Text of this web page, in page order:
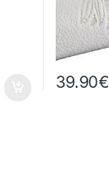
39.90€